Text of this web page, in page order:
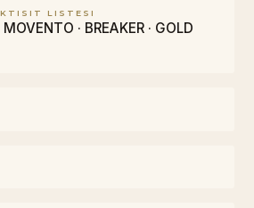
LISTESI
MOVENTO · BREAKER · GOLD